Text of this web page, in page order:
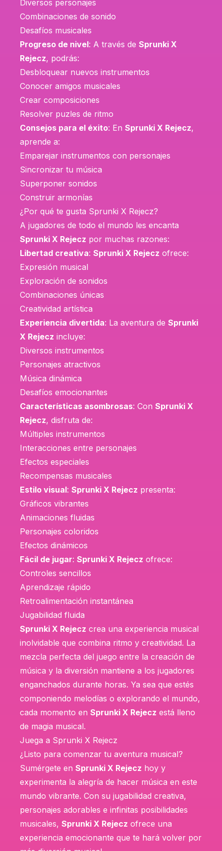
Diversos personajes
Combinaciones de sonido
Desafíos musicales
Progreso de nivel: A través de Sprunki X
Rejecz, podrás:
Desbloquear nuevos instrumentos
Conocer amigos musicales
Crear composiciones
Resolver puzles de ritmo
Consejos para el éxito: En Sprunki X Rejecz,
aprende a:
Emparejar instrumentos con personajes
Sincronizar tu música
Superponer sonidos
Construir armonías
¿Por qué te gusta Sprunki X Rejecz?
A jugadores de todo el mundo les encanta
Sprunki X Rejecz por muchas razones:
Libertad creativa: Sprunki X Rejecz ofrece:
Expresión musical
Exploración de sonidos
Combinaciones únicas
Creatividad artística
Experiencia divertida: La aventura de Sprunki
X Rejecz incluye:
Diversos instrumentos
Personajes atractivos
Música dinámica
Desafíos emocionantes
Características asombrosas: Con Sprunki X
Rejecz, disfruta de:
Múltiples instrumentos
Interacciones entre personajes
Efectos especiales
Recompensas musicales
Estilo visual: Sprunki X Rejecz presenta:
Gráficos vibrantes
Animaciones fluidas
Personajes coloridos
Efectos dinámicos
Fácil de jugar: Sprunki X Rejecz ofrece:
Controles sencillos
Aprendizaje rápido
Retroalimentación instantánea
Jugabilidad fluida
Sprunki X Rejecz crea una experiencia musical
inolvidable que combina ritmo y creatividad. La
mezcla perfecta del juego entre la creación de
música y la diversión mantiene a los jugadores
enganchados durante horas. Ya sea que estés
componiendo melodías o explorando el mundo,
cada momento en Sprunki X Rejecz está lleno
de magia musical.
Juega a Sprunki X Rejecz
¿Listo para comenzar tu aventura musical?
Sumérgete en Sprunki X Rejecz hoy y
experimenta la alegría de hacer música en este
mundo vibrante. Con su jugabilidad creativa,
personajes adorables e infinitas posibilidades
musicales, Sprunki X Rejecz ofrece una
experiencia emocionante que te hará volver por